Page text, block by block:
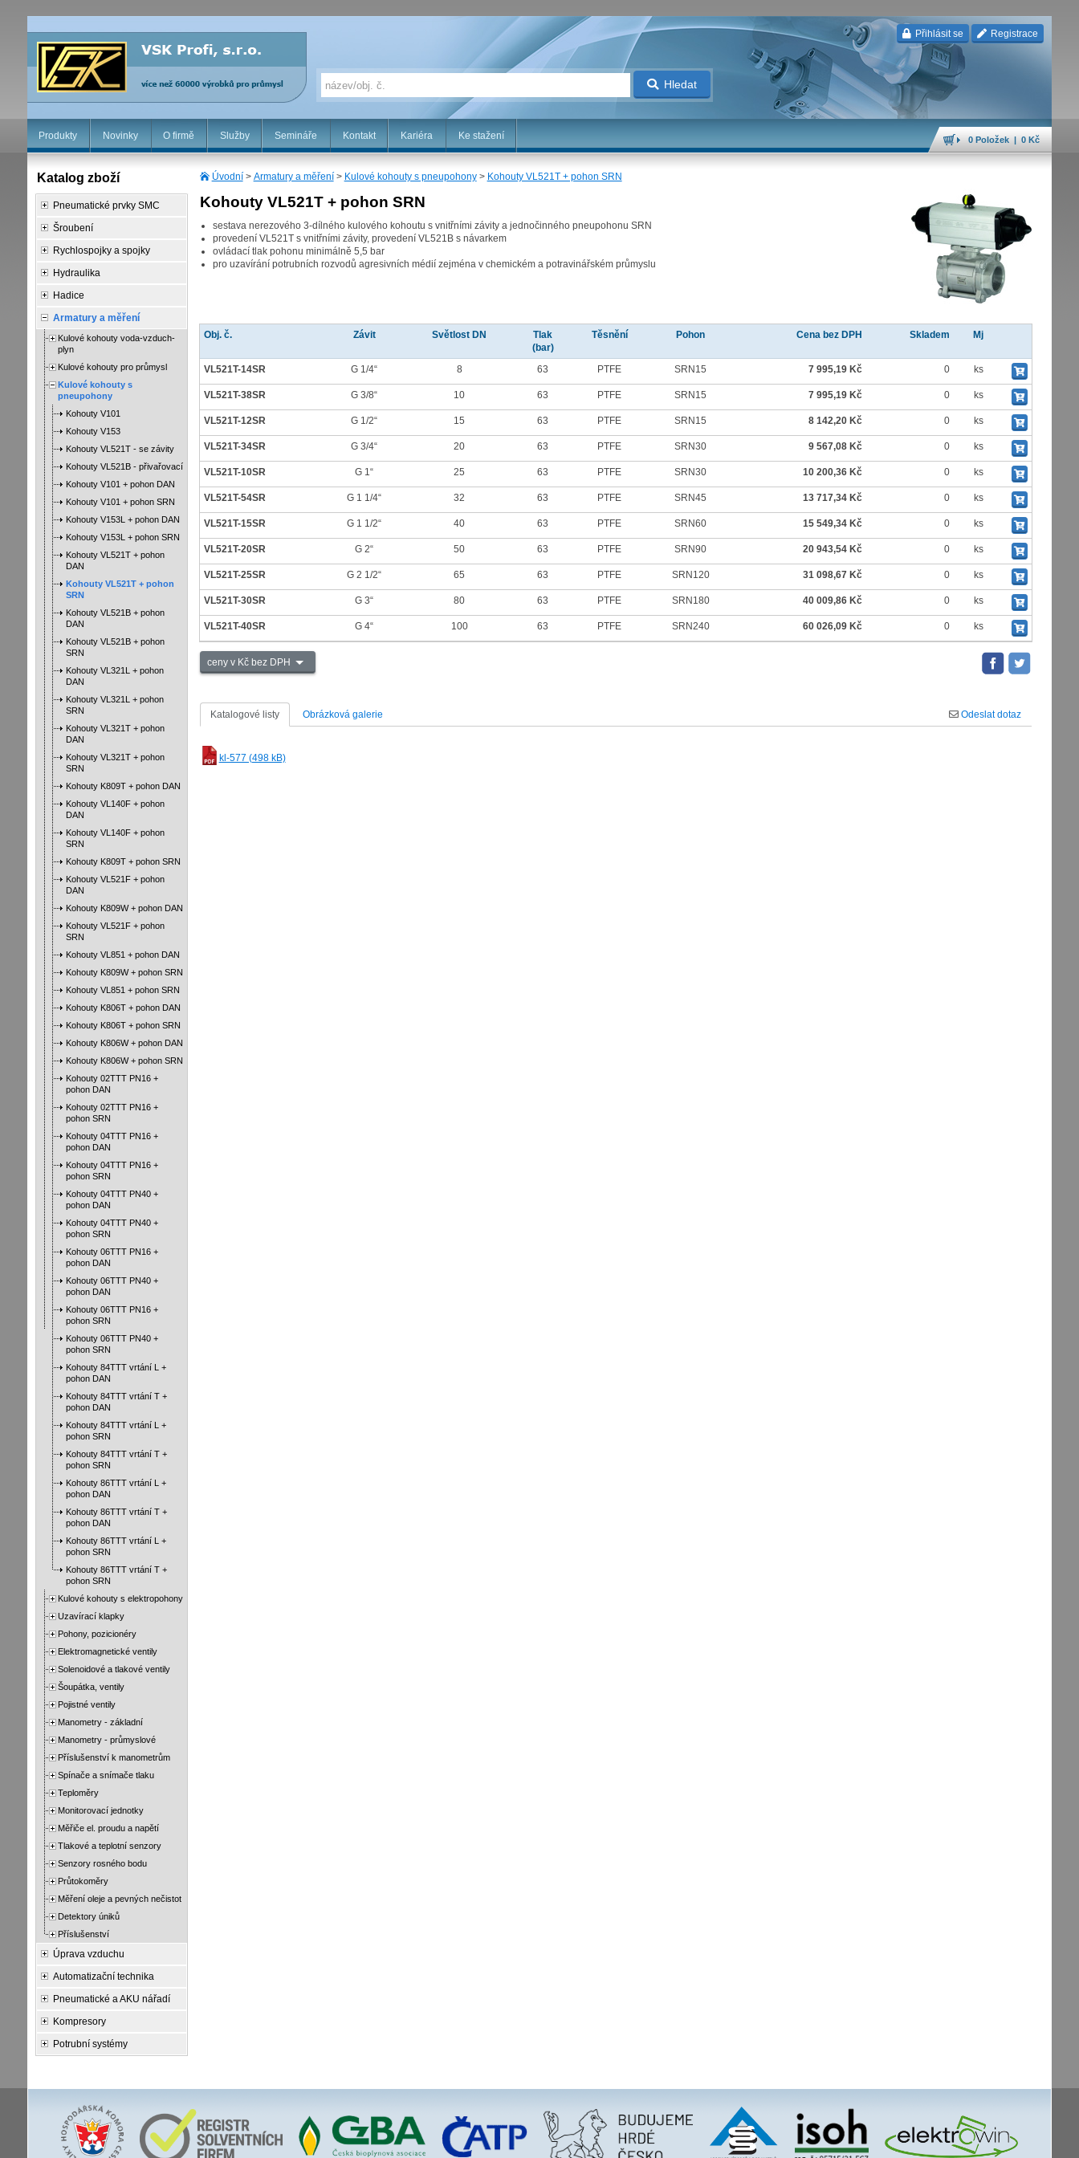
Přihlásit se Registrace
Hledat
Produkty Novinky O firmě Služby Semináře Kontakt Kariéra Ke stažení 0 Položek | 0 Kč
Úvodní> Armatury a měření> Kulové kohouty s pneupohony> Kohouty VL521T + pohon SRN
Kohouty VL521T + pohon SRN
sestava nerezového 3-dílného kulového kohoutu s vnitřními závity a jednočinného pneupohonu SRN
provedení VL521T s vnitřními závity, provedení VL521B s návarkem
ovládací tlak pohonu minimálně 5,5 bar
pro uzavírání potrubních rozvodů agresivních médií zejména v chemickém a potravinářském průmyslu
Obj. č. Závit Světlost DN
Tlak
(bar)
Těsnění Pohon Cena bez DPH Skladem Mj
VL521T-14SR G 1/4“ 8 63 PTFE SRN15 7 995,19 Kč 0 ks
VL521T-38SR G 3/8“ 10 63 PTFE SRN15 7 995,19 Kč 0 ks
VL521T-12SR G 1/2“ 15 63 PTFE SRN15 8 142,20 Kč 0 ks
VL521T-34SR G 3/4“ 20 63 PTFE SRN30 9 567,08 Kč 0 ks
VL521T-10SR G 1“ 25 63 PTFE SRN30 10 200,36 Kč 0 ks
VL521T-54SR G 1 1/4“ 32 63 PTFE SRN45 13 717,34 Kč 0 ks
VL521T-15SR G 1 1/2“ 40 63 PTFE SRN60 15 549,34 Kč 0 ks
VL521T-20SR G 2“ 50 63 PTFE SRN90 20 943,54 Kč 0 ks
VL521T-25SR G 2 1/2“ 65 63 PTFE SRN120 31 098,67 Kč 0 ks
VL521T-30SR G 3“ 80 63 PTFE SRN180 40 009,86 Kč 0 ks
VL521T-40SR G 4“ 100 63 PTFE SRN240 60 026,09 Kč 0 ks
ceny v Kč bez DPH
Katalogové listy Obrázková galerie Odeslat dotaz
kl-577 (498 kB)
Katalog zboží
Pneumatické prvky SMC
Šroubení
Rychlospojky a spojky
Hydraulika
Hadice
Armatury a měření
Kulové kohouty voda-vzduch-
plyn
Kulové kohouty pro průmysl
Kulové kohouty s
pneupohony
Kohouty V101
Kohouty V153
Kohouty VL521T - se závity
Kohouty VL521B - přivařovací
Kohouty V101 + pohon DAN
Kohouty V101 + pohon SRN
Kohouty V153L + pohon DAN
Kohouty V153L + pohon SRN
Kohouty VL521T + pohon
DAN
Kohouty VL521T + pohon
SRN
Kohouty VL521B + pohon
DAN
Kohouty VL521B + pohon
SRN
Kohouty VL321L + pohon
DAN
Kohouty VL321L + pohon
SRN
Kohouty VL321T + pohon
DAN
Kohouty VL321T + pohon
SRN
Kohouty K809T + pohon DAN
Kohouty VL140F + pohon
DAN
Kohouty VL140F + pohon
SRN
Kohouty K809T + pohon SRN
Kohouty VL521F + pohon
DAN
Kohouty K809W + pohon DAN
Kohouty VL521F + pohon
SRN
Kohouty VL851 + pohon DAN
Kohouty K809W + pohon SRN
Kohouty VL851 + pohon SRN
Kohouty K806T + pohon DAN
Kohouty K806T + pohon SRN
Kohouty K806W + pohon DAN
Kohouty K806W + pohon SRN
Kohouty 02TTT PN16 +
pohon DAN
Kohouty 02TTT PN16 +
pohon SRN
Kohouty 04TTT PN16 +
pohon DAN
Kohouty 04TTT PN16 +
pohon SRN
Kohouty 04TTT PN40 +
pohon DAN
Kohouty 04TTT PN40 +
pohon SRN
Kohouty 06TTT PN16 +
pohon DAN
Kohouty 06TTT PN40 +
pohon DAN
Kohouty 06TTT PN16 +
pohon SRN
Kohouty 06TTT PN40 +
pohon SRN
Kohouty 84TTT vrtání L +
pohon DAN
Kohouty 84TTT vrtání T +
pohon DAN
Kohouty 84TTT vrtání L +
pohon SRN
Kohouty 84TTT vrtání T +
pohon SRN
Kohouty 86TTT vrtání L +
pohon DAN
Kohouty 86TTT vrtání T +
pohon DAN
Kohouty 86TTT vrtání L +
pohon SRN
Kohouty 86TTT vrtání T +
pohon SRN
Kulové kohouty s elektropohony
Uzavírací klapky
Pohony, pozicionéry
Elektromagnetické ventily
Solenoidové a tlakové ventily
Šoupátka, ventily
Pojistné ventily
Manometry - základní
Manometry - průmyslové
Příslušenství k manometrům
Spínače a snímače tlaku
Teploměry
Monitorovací jednotky
Měřiče el. proudu a napětí
Tlakové a teplotní senzory
Senzory rosného bodu
Průtokoměry
Měření oleje a pevných nečistot
Detektory úniků
Příslušenství
Úprava vzduchu
Automatizační technika
Pneumatické a AKU nářadí
Kompresory
Potrubní systémy